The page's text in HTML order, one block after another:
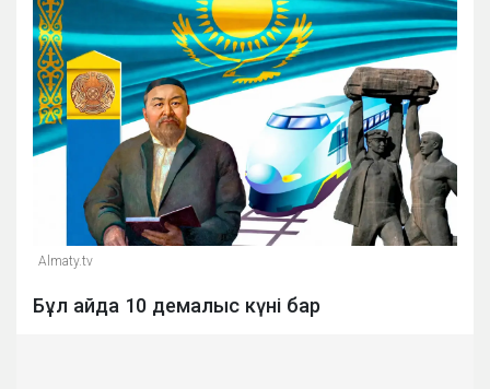
Almaty.tv
Бұл айда 10 демалыс күні бар